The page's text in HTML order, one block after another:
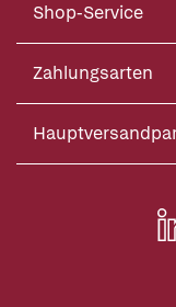
Shop-Service
Zahlungsarten